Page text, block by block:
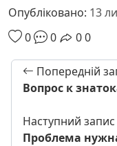
Опубліковано: 13
0
0 00
Попередній
Вопрос к
Наступний запис
Проблема